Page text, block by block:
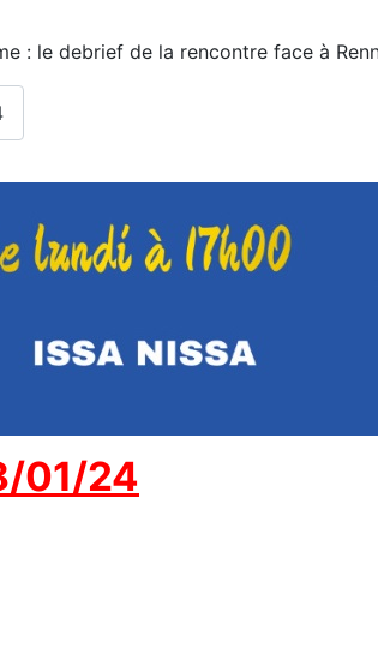
: le debrief de la rencontre face à
01/24